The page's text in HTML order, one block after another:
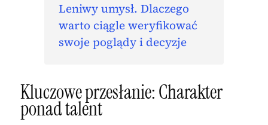
Leniwy umysł. Dlaczego
warto ciągle weryfikować
swoje poglądy i decyzje
Kluczowe przesłanie: Charakter
ponad talent